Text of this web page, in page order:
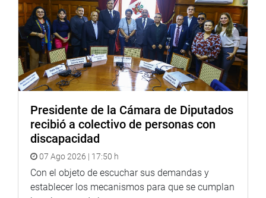
otros altos mandos policiales.
Durante la sesión reservada, el titular del sector Interior
informó en torno a la asignación y ejecución presupuestal
entre el 2016 a la fecha en la zona, evaluación y
resultados del Plan VRAEM, políticas de interdicción y
erradicación de la hoja de coca. Así también sobre
de atentados contra la vida de autoridades políticas,
dirigentes, miembros de las Fuerzas Armadas y de la
Policía Nacional; y número de intervenciones conjuntas
con el Ministerio Público.
Además, detalló la situación de los efectivos policiales, en
Presidente de la Cámara de Diputados
recibió a colectivo de personas con
discapacidad
07 Ago 2026 | 17:50 h
Con el objeto de escuchar sus demandas y
establecer los mecanismos para que se cumplan